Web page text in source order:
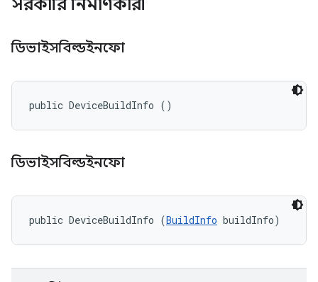
সরকারি নির্মাণকারী
ডিভাইসবিল্ডইনফো
public DeviceBuildInfo ()
ডিভাইসবিল্ডইনফো
public DeviceBuildInfo (BuildInfo buildInfo)